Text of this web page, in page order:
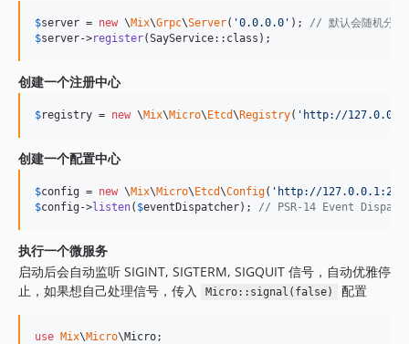
$server = new \Mix\Grpc\Server( '0.0.0.0 ' ); // 默认会随机分配
$server->register(SayService::class);
创建一个注册中心
$registry = new \Mix\Micro\ Etcd\ Registry( ' http://
创建一个配置中心
$config = new \Mix\Micro\ Etcd\Config( ' http://
$config ->listen( $eventDispatcher); // PSR-14 Event
执行一个微服务
启动后会自动监听 SIGINT, SIGTERM, SIGQUIT 信号，自动优雅停
止，如果想自己处理信号，传入
Micro::signal(false) 配置
use Mix\Micro\Micro;